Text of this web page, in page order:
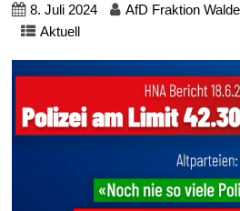
8. Juli 2024 AfD Fraktion
Aktuell